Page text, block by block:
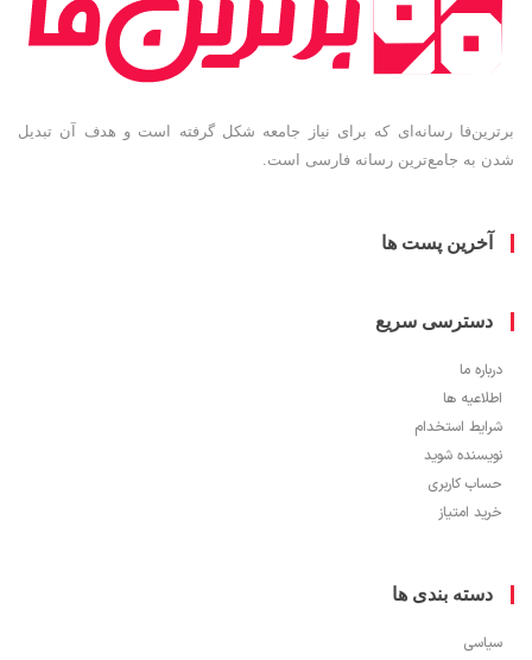
رسانه‌ای که برای نیاز جامعه شکل گرفته است و هدف آن تبدیل
جامع‌ترین رسانه فارسی است.
پست ها
سریع
ها
استخدام
شوید
کاربری
امتیاز
بندی ها